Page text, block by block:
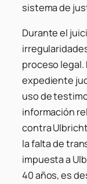
sistema de
Durante el
proceso legal.
expediente
uso de
información
contra
la falta de
impuesta a
40 años, es